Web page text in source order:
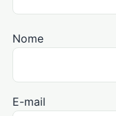
Nome
E-mail